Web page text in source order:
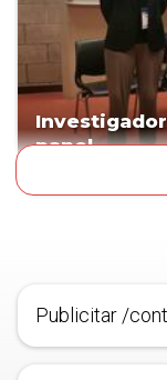
panel
Publicitar /